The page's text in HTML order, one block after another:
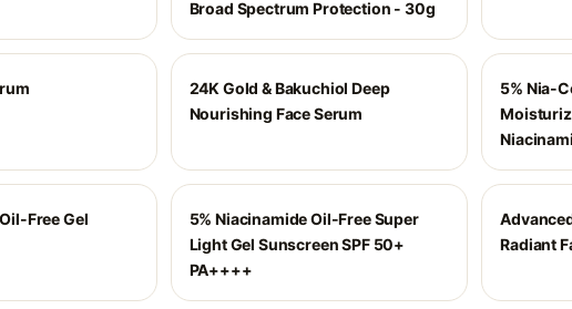
Broad Spectrum Protection - 30g
24K Gold & Bakuchiol Deep
Nourishing Face Serum
5% Nia-
Free Gel
5% Niacinamide Oil-Free Super
Light Gel Sunscreen SPF 50+
PA++++
Radiant